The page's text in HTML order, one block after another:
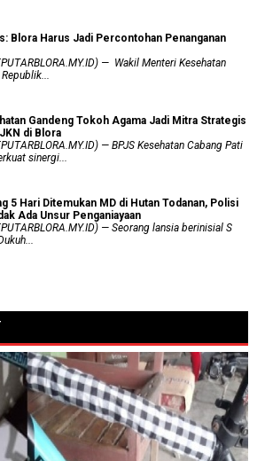
Blora Harus Jadi Percontohan Penanganan
— Wakil Menteri Kesehatan
Gandeng Tokoh Agama Jadi Mitra Strategis
di Blora
— BPJS Kesehatan Cabang Pati
sinergi...
5 Hari Ditemukan MD di Hutan Todanan, Polisi
Ada Unsur Penganiayaan
— Seorang lansia berinisial S